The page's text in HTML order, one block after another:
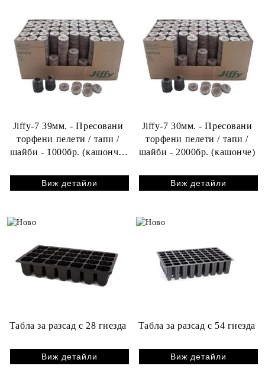
Jiffy-7 39мм. - Пресовани
торфени пелети / тапи /
шайби - 1000бр. (кашонче)
Виж детайли
Jiffy-7 30мм. - Пресовани
торфени пелети / тапи /
шайби - 2000бр. (кашонче)
Виж детайли
Табла за разсад с 28 гнезда
Виж детайли
Табла за разсад с 54 гнезда
Виж детайли